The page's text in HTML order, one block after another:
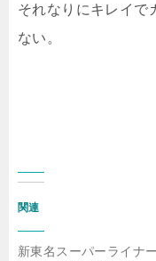
それなりにキレイで
ない。
関連
新東名スーパーライナ